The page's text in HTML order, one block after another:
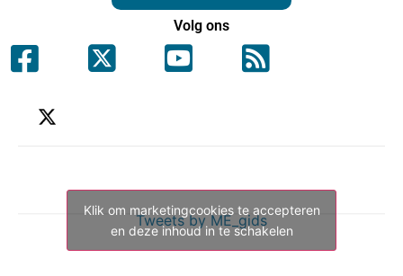
Volg ons
Tweets by ME_gids
Klik om marketingcookies te accepteren
en deze inhoud in te schakelen